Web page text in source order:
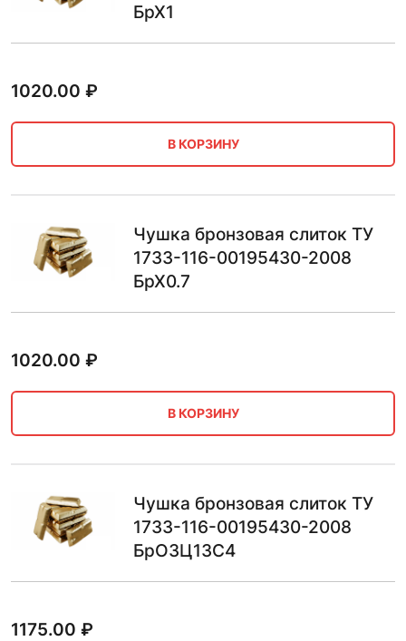
БрХ1
1020.00 ₽
В КОРЗИНУ
Чушка бронзовая слиток ТУ
1733-116-00195430-2008
БрХ0.7
1020.00 ₽
В КОРЗИНУ
Чушка бронзовая слиток ТУ
1733-116-00195430-2008
БрО3Ц13С4
1175.00 ₽